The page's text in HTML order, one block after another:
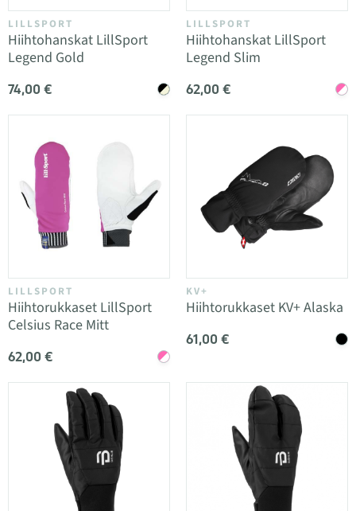
LILLSPORT
Hiihtohanskat LillSport
Legend Gold
74,00 €
LILLSPORT
Hiihtohanskat LillSport
Legend Slim
62,00 €
LILLSPORT
Hiihtorukkaset LillSport
Celsius Race Mitt
62,00 €
KV+
Hiihtorukkaset KV+ Alaska
61,00 €